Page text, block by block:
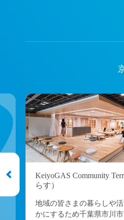
KeiyoGAS Community
らす）
地域の皆さまの暮らしや
かにするため千葉県市川